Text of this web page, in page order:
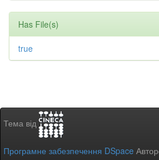
Has File(s)
true
Тема від
Програмне забезпечення DSpace